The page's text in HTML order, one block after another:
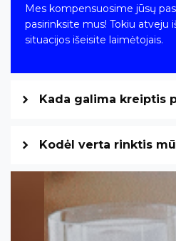
Mes kompensuosime jūsų
pasirinksite mus! Tokiu atveju
situacijos išeisite laimėtojais.
Kada galima kreiptis
Kodėl verta rinktis